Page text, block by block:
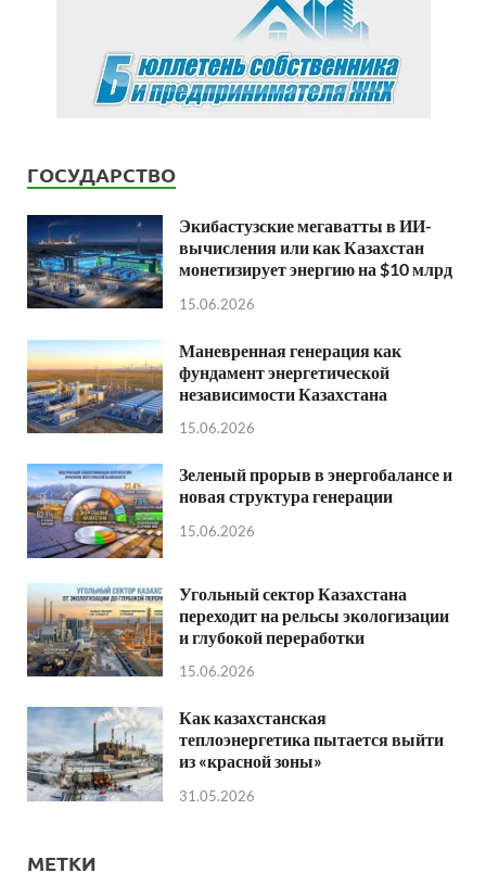
ГОСУДАРСТВО
Экибастузские мегаватты в ИИ-
вычисления или как Казахстан
монетизирует энергию на $10 млрд
15.06.2026
Маневренная генерация как
фундамент энергетической
независимости Казахстана
15.06.2026
Зеленый прорыв в энергобалансе и
новая структура генерации
15.06.2026
Угольный сектор Казахстана
переходит на рельсы экологизации
и глубокой переработки
15.06.2026
Как казахстанская
теплоэнергетика пытается выйти
из «красной зоны»
31.05.2026
МЕТКИ